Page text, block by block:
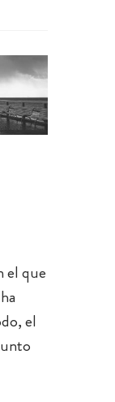
el que
el